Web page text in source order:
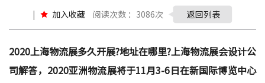
|
加入收藏 阅读次数 ：3086次 返回列表
2020上海物流展多久开展?地址在哪里?上海物流展会设计公
司解答，2020亚洲物流展将于11月3-6日在新国际博览中心